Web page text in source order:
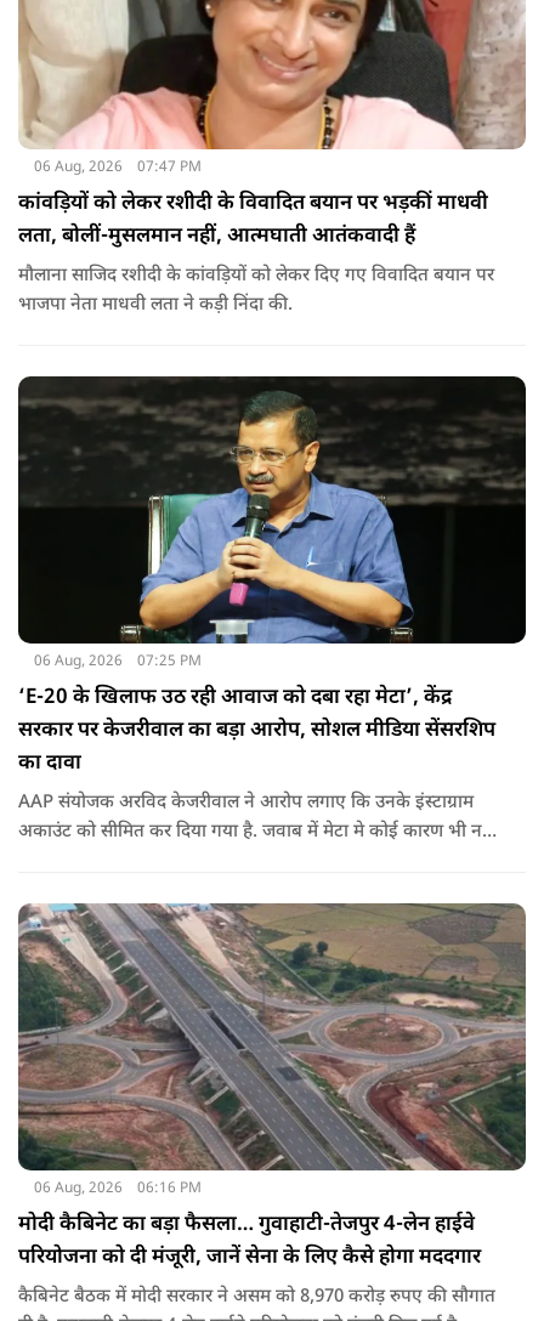
06 Aug, 2026 07:47 PM
कांवड़ियों को लेकर रशीदी के विवादित बयान पर भड़कीं माधवी
लता, बोलीं-मुसलमान नहीं, आत्मघाती आतंकवादी हैं
मौलाना साजिद रशीदी के कांवड़ियों को लेकर दिए गए विवादित बयान पर
भाजपा नेता माधवी लता ने कड़ी निंदा की.
06 Aug, 2026 07:25 PM
‘E-20 के खिलाफ उठ रही आवाज को दबा रहा मेटा’, केंद्र
सरकार पर केजरीवाल का बड़ा आरोप, सोशल मीडिया सेंसरशिप
का दावा
AAP संयोजक अरविद केजरीवाल ने आरोप लगाए कि उनके इंस्टाग्राम
अकाउंट को सीमित कर दिया गया है. जवाब में मेटा मे कोई कारण भी नहीं
06 Aug, 2026 06:16 PM
मोदी कैबिनेट का बड़ा फैसला… गुवाहाटी-तेजपुर 4-लेन हाईवे
परियोजना को दी मंजूरी, जानें सेना के लिए कैसे होगा मददगार
कैबिनेट बैठक में मोदी सरकार ने असम को 8,970 करोड़ रुपए की सौगात